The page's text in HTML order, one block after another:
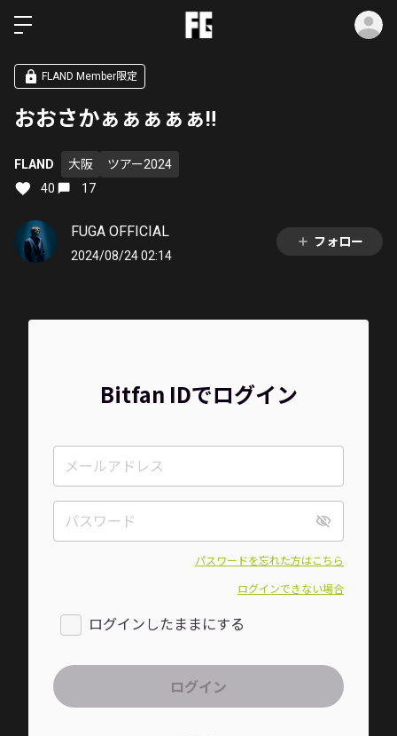
FLAND Member限定
おおさかぁぁぁぁぁ‼️
FLAND 大阪
ツアー2024
40
17
FUGA OFFICIAL
2024/08/24 02:14
フォロー
Bitfan IDでログイン
パスワードを忘れた方はこちら
ログインできない場合
ログインしたままにする